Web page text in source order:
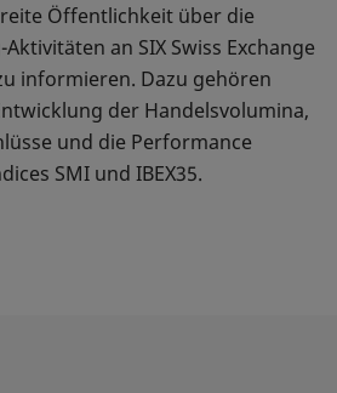
Öffentlichkeit über die
an SIX Swiss Exchange
informieren. Dazu gehören
der Handelsvolumina,
und die Performance
SMI und IBEX35.